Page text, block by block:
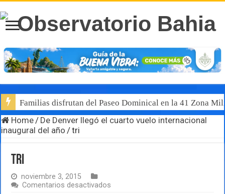
Familias disfrutan del Paseo Dominical en la 41 Zona
Home/ De Denver llegó el cuarto vuelo internacional
inaugural del año /tri
tri
noviembre 3, 2015
Comentarios desactivados